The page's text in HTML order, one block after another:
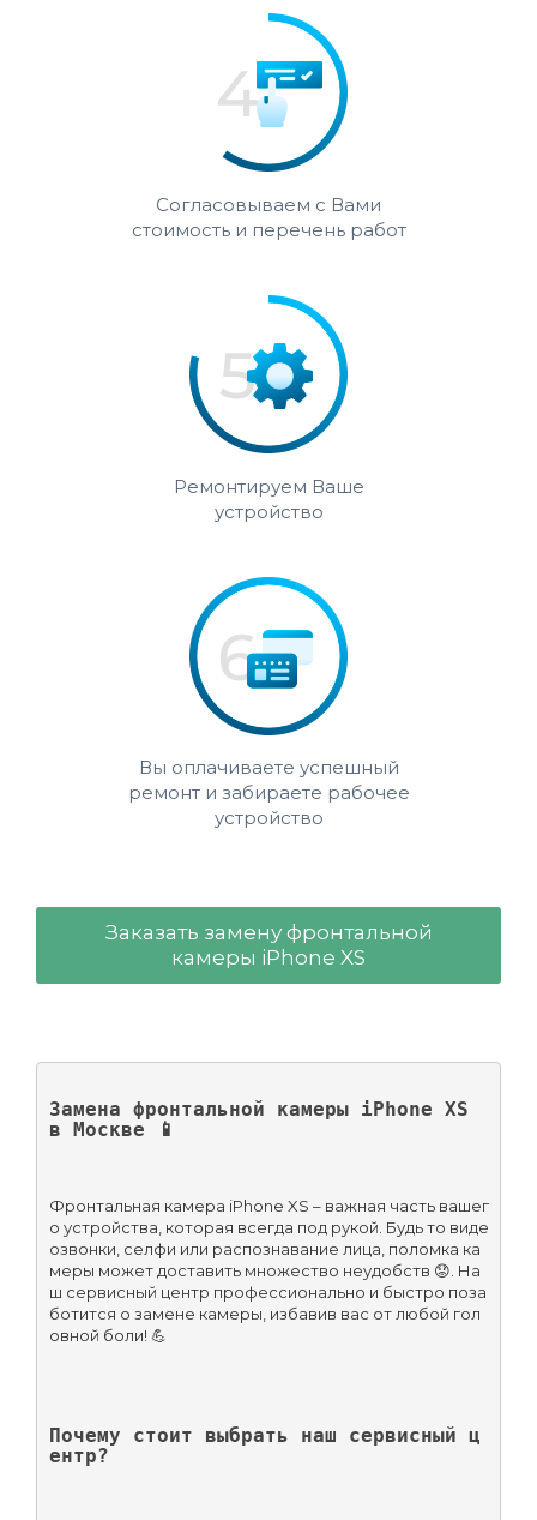
Согласовываем с Вами
стоимость и перечень работ
Ремонтируем Ваше
устройство
Вы оплачиваете успешный
ремонт и забираете рабочее
устройство
Заказать замену фронтальной
камеры iPhone XS
Замена фронтальной камеры iPhone XS
в Москве 📱
Фронтальная камера iPhone XS – важная часть вашег
о устройства, которая всегда под рукой. Будь то виде
озвонки, селфи или распознавание лица, поломка ка
меры может доставить множество неудобств 😟. На
ш сервисный центр профессионально и быстро поза
ботится о замене камеры, избавив вас от любой гол
овной боли! 💪
Почему стоит выбрать наш сервисный ц
ентр?